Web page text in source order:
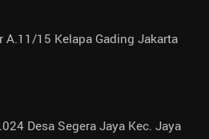
A.11/15 Kelapa Gading Jakarta
Desa Segera Jaya Kec. Jaya